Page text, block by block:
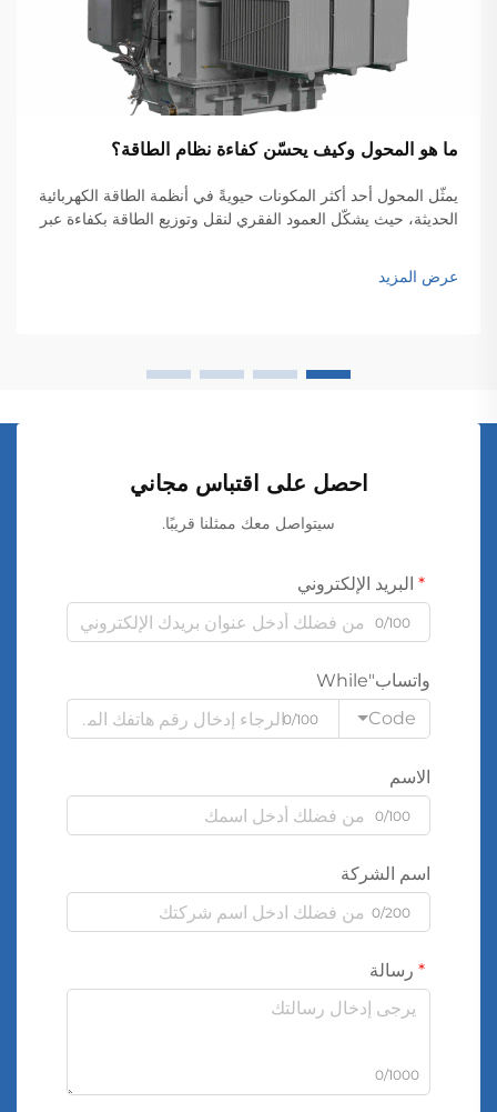
ما هو المحول وكيف يحسّن كفاءة نظام الطاقة؟
يمثّل المحول أحد أكثر المكونات حيويةً في أنظمة الطاقة الكهربائية
الحديثة، حيث يشكّل العمود الفقري لنقل وتوزيع الطاقة بكفاءة عبر
السلس للجهد الكهربائي بين المستويات المختلفة...
عرض المزيد
احصل على اقتباس مجاني
سيتواصل معك ممثلنا قريبًا.
البريد الإلكتروني
0/100
واتساب"While
Code
0/100
الاسم
0/100
اسم الشركة
0/200
رسالة
0/1000